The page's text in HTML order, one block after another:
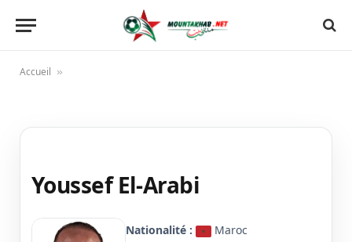
Accueil »
Youssef El-Arabi
Nationalité :
Maroc